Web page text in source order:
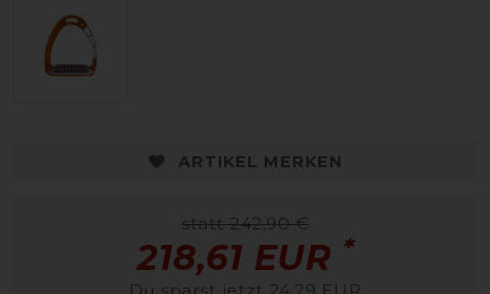
ARTIKEL MERKEN
statt 242,90 €
218,61 EUR *